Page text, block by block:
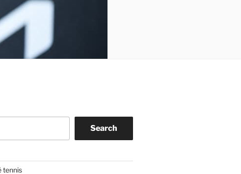
Search
tennis